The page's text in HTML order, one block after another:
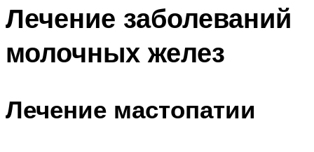
Лечение заболеваний
молочных желез
Лечение мастопатии